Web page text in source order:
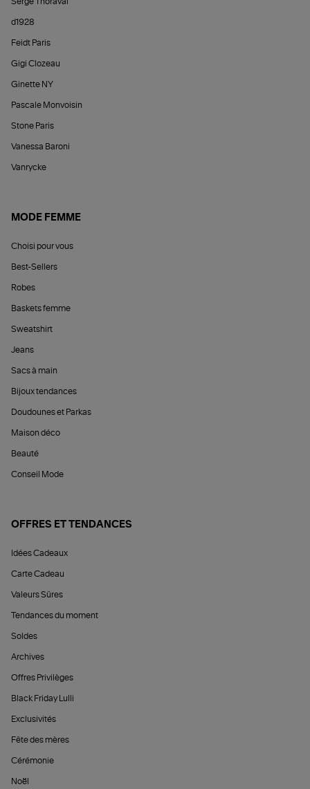
Serge Thoraval
d1928
Feidt Paris
Gigi Clozeau
Ginette NY
Pascale Monvoisin
Stone Paris
Vanessa Baroni
Vanrycke
MODE FEMME
Choisi pour vous
Best-Sellers
Robes
Baskets femme
Sweatshirt
Jeans
Sacs à main
Bijoux tendances
Doudounes et Parkas
Maison déco
Beauté
Conseil Mode
OFFRES ET TENDANCES
Idées Cadeaux
Carte Cadeau
Valeurs Sûres
Tendances du moment
Soldes
Archives
Offres Privilèges
Black Friday Lulli
Exclusivités
Fête des mères
Cérémonie
Noël